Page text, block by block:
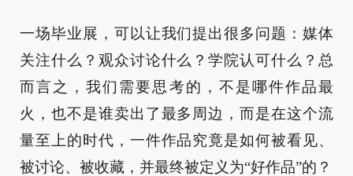
一场毕业展，可以让我们提出很多问题：媒体
关注什么？观众讨论什么？学院认可什么？总
而言之，我们需要思考的，不是哪件作品最
火，也不是谁卖出了最多周边，而是在这个流
量至上的时代，一件作品究竟是如何被看见、
被讨论、被收藏，并最终被定义为“好作品”的？